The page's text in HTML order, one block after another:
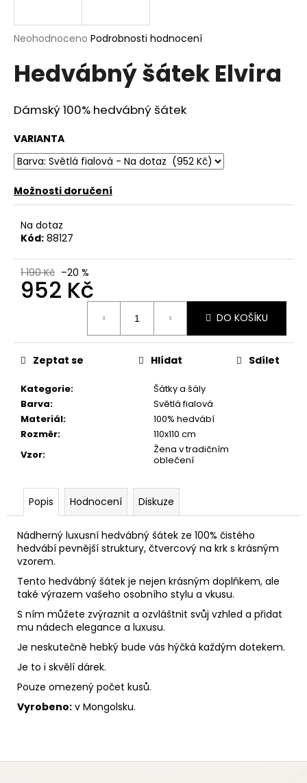
Průměrné
produktu
je
z
5
Neohodnoceno Podrobnosti hodnocení
Hedvábný šátek Elvira
Dámský 100% hedvábný šátek
VARIANTA
Možnosti doručení
Na dotaz
Kód: 88127
1 190 Kč –20 %
952 Kč
DO KOŠÍKU
Kategorie:
Šátky a šály
Barva:
Světlá fialová
Materiál:
100% hedvábí
Rozměr:
110x110 cm
Vzor:
Žena v tradičním
oblečení
Zeptat se Hlídat Sdílet
Popis Hodnocení Diskuze
Nádherný luxusní hedvábný šátek ze 100% čistého
hedvábí pevnější struktury, čtvercový na krk s krásným
vzorem.
Tento hedvábný šátek je nejen krásným doplňkem, ale
také výrazem vašeho osobního stylu a vkusu.
S ním můžete zvýraznit a ozvláštnit svůj vzhled a přidat
mu nádech elegance a luxusu.
Je neskutečně hebký bude vás hýčká každým dotekem.
Je to i skvělí dárek.
Pouze omezený počet kusů.
Vyrobeno: v Mongolsku.
j
t
?
HLEDAT
D
o
o
u
j
e
m
e
Z